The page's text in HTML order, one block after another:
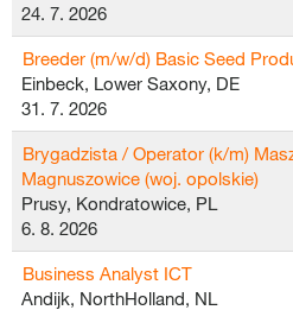
24. 7. 2026
Breeder (m/w/d) Basic Seed
Einbeck, Lower Saxony, DE
31. 7. 2026
Brygadzista / Operator (k/m)
Magnuszowice (woj. opolskie)
Prusy, Kondratowice, PL
6. 8. 2026
Business Analyst ICT
Andijk, NorthHolland, NL